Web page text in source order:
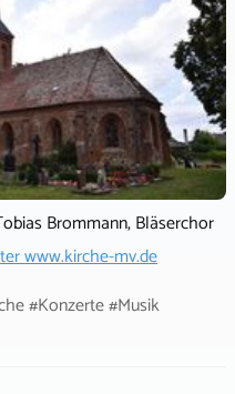
Brommann, Bläserchor
www.kirche-mv.de
#Konzerte #Musik